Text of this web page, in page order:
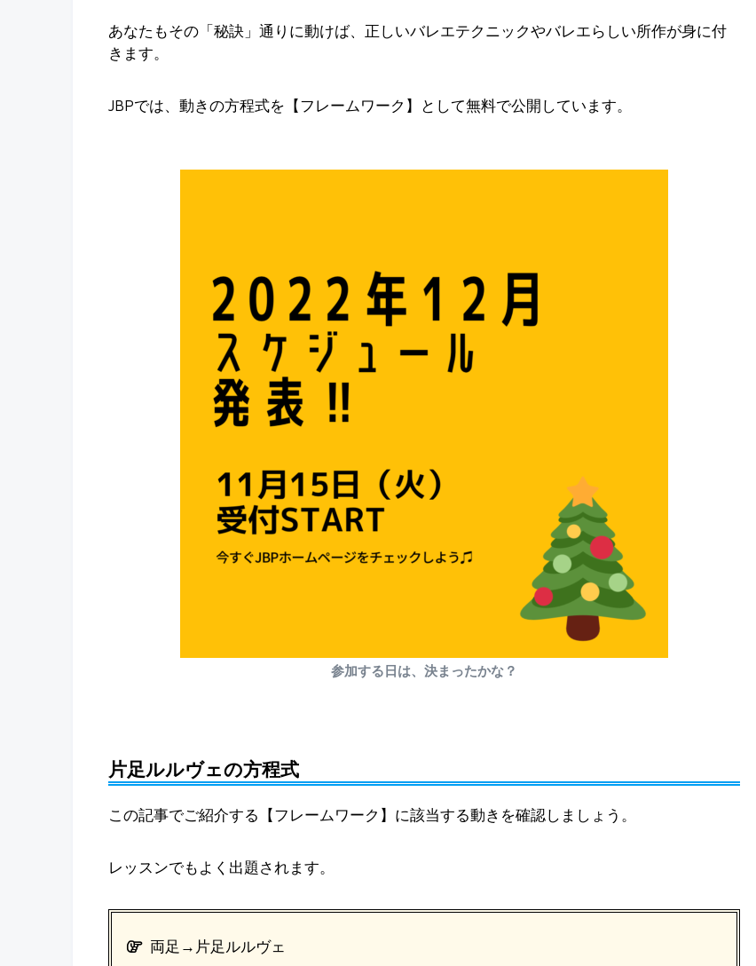
あなたもその「秘訣」通りに動けば、正しいバレエテクニックやバレエらしい所作が身に付
きます。
JBPでは、動きの方程式を【フレームワーク】として無料で公開しています。
参加する日は、決まったかな？
片足ルルヴェの方程式
この記事でご紹介する【フレームワーク】に該当する動きを確認しましょう。
レッスンでもよく出題されます。
両足→片足ルルヴェ